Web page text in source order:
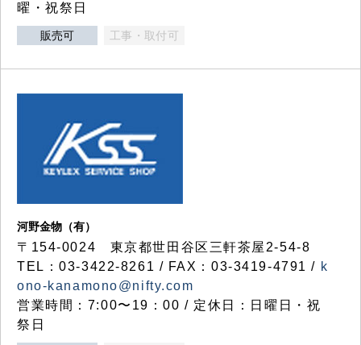
曜・祝祭日
販売可 工事・取付可
河野金物（有）
〒154-0024 東京都世田谷区三軒茶屋2-54-8
TEL：03-3422-8261 / FAX：03-3419-4791 / k
ono-kanamono@nifty.com
営業時間：7:00〜19：00 / 定休日：日曜日・祝
祭日